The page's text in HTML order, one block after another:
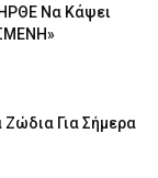
Να Kάψει
Ζώδια Για Σήμερα